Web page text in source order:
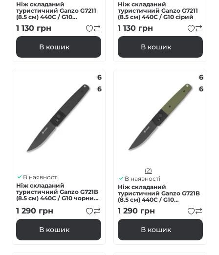
Ніж складаний
туристичний Ganzo G7211
(8.5 см) 440C / G10
зелений
1 130 грн
В кошик
Ніж складаний
туристичний Ganzo G7211
(8.5 см) 440С / G10 сірий
1 130 грн
В кошик
6
6
В наявності
Ніж складаний
туристичний Ganzo G721В
(8.5 см) 440C / G10 чорний,
1 290 грн
В кошик
6
6
(2)
В наявності
Ніж складаний
туристичний Ganzo G721В
(8.5 см) 440C / G10
зелений, чорний клинок
1 290 грн
В кошик